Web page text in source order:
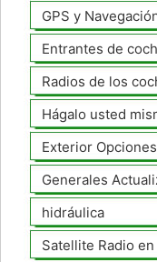
GPS y
Entrantes de
Radios de los
Hágalo usted
Exterior
Generales
hidráulica
Satellite Radio en